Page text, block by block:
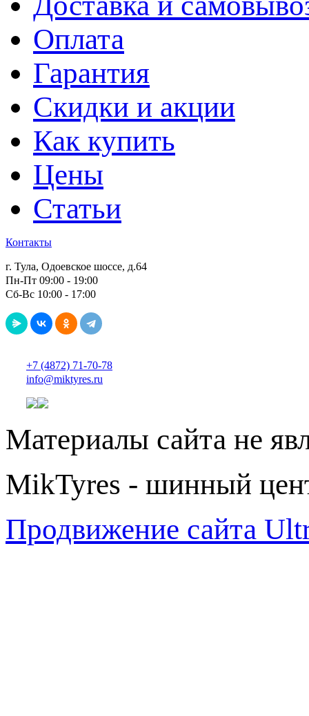
Оплата
Гарантия
Скидки и акции
Как купить
Цены
Статьи
Контакты
г. Тула, Одоевское шоссе, д.64
Пн-Пт 09:00 - 19:00
Сб-Вс 10:00 - 17:00
+7 (4872) 71-70-78
info@miktyres.ru
Материалы сайта не
MikTyres - шинный
Продвижение сайта